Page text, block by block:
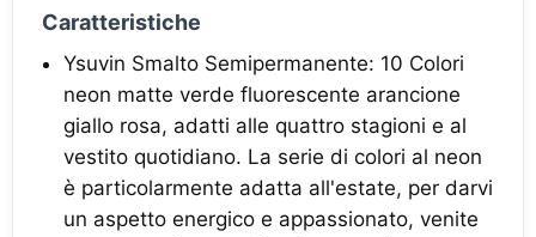
Caratteristiche
Ysuvin Smalto Semipermanente: 10 Colori
neon matte verde fluorescente arancione
giallo rosa, adatti alle quattro stagioni e al
vestito quotidiano. La serie di colori al neon
è particolarmente adatta all'estate, per darvi
un aspetto energico e appassionato, venite